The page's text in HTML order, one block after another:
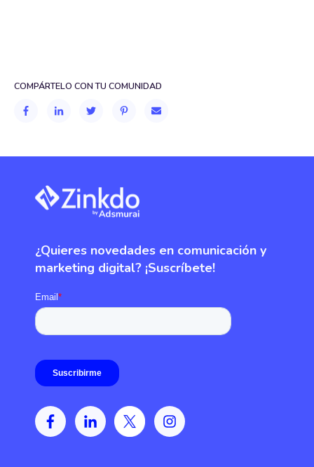
COMPÁRTELO CON TU COMUNIDAD
¿Quieres novedades en comunicación y
marketing digital? ¡Suscríbete!